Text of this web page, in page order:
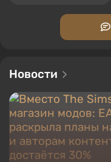
больших желаний,
любимым» или
Сюжет и
Новости